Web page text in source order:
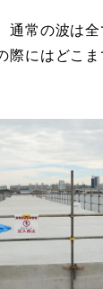
通常の波は
際にはどこ